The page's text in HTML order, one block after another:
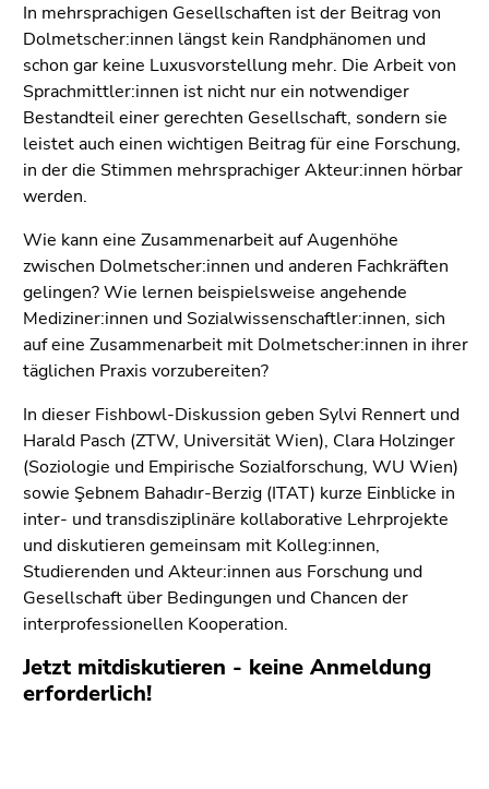
Zur
Suche
(Zugriffstaste
9)
In mehrsprachigen Gesellschaften ist der Beitrag von
Dolmetscher:innen längst kein Randphänomen und
schon gar keine Luxusvorstellung mehr. Die Arbeit von
Sprachmittler:innen ist nicht nur ein notwendiger
Bestandteil einer gerechten Gesellschaft, sondern sie
leistet auch einen wichtigen Beitrag für eine Forschung,
in der die Stimmen mehrsprachiger Akteur:innen hörbar
werden.
Wie kann eine Zusammenarbeit auf Augenhöhe
zwischen Dolmetscher:innen und anderen Fachkräften
gelingen? Wie lernen beispielsweise angehende
Mediziner:innen und Sozialwissenschaftler:innen, sich
auf eine Zusammenarbeit mit Dolmetscher:innen in ihrer
täglichen Praxis vorzubereiten?
In dieser Fishbowl-Diskussion geben Sylvi Rennert und
Harald Pasch (ZTW, Universität Wien), Clara Holzinger
(Soziologie und Empirische Sozialforschung, WU Wien)
sowie Şebnem Bahadır-Berzig (ITAT) kurze Einblicke in
inter- und transdisziplinäre kollaborative Lehrprojekte
und diskutieren gemeinsam mit Kolleg:innen,
Studierenden und Akteur:innen aus Forschung und
Gesellschaft über Bedingungen und Chancen der
interprofessionellen Kooperation.
Jetzt mitdiskutieren - keine Anmeldung
erforderlich!